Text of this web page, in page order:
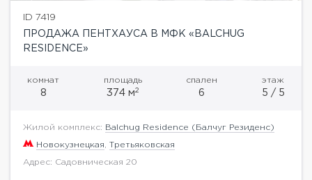
ID 7419
ПРОДАЖА ПЕНТХАУСА В МФК «BALCHUG
RESIDENCE»
комнат
8
площадь
374 м2
спален
6
этаж
5 / 5
Жилой комплекс: Balchug Residence (Балчуг Резиденс)
Новокузнецкая Третьяковская
Адрес: Садовническая 20